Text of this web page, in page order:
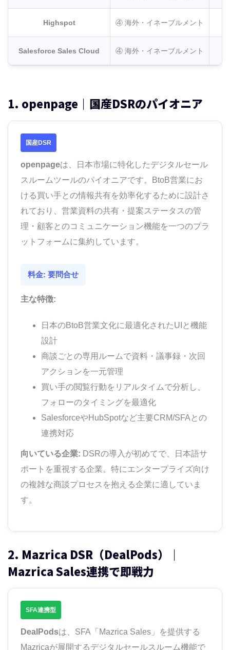
Highspot ④ 海外・イネーブルメント
Salesforce Sales Cloud ④ 海外・イネーブルメント
1. openpage｜国産DSRのパイオニア
国産DSR
openpageは、日本市場に特化したデジタルセール
スルームツールのパイオニアです。BtoB営業にお
ける買い手との情報共有を効率化するために設計さ
れており、営業資料の共有・提案ステータスの管
理・顧客とのコミュニケーション機能を一つのプラ
ットフォームに集約しています。
料金: 要問合せ
主な特徴:
日本のBtoB営業文化に最適化されたUIと機能
設計
商談ごとの専用ルームで資料・議事録・次回
アクションを一元管理
買い手の閲覧行動をリアルタイムで分析し、
フォローのタイミングを最適化
SalesforceやHubSpotなど主要CRM/SFAとの
連携対応
向いている企業: DSRの導入が初めてで、日本語サ
ポートを重視する企業。特にエンタープライズ向け
の複雑な商談プロセスを抱える企業に適していま
す。
2. Mazrica DSR（DealPods）｜
Mazrica Sales連携で即戦力
SFA連携型
DealPodsは、SFA「Mazrica Sales」を提供する
Mazricaが展開するデジタルセールスルーム機能で